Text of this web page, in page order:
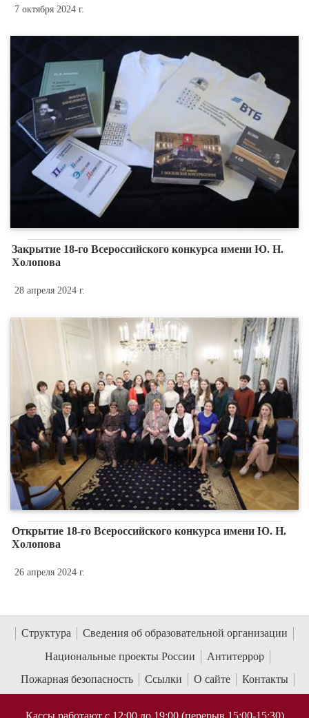
7 октября 2024 г.
Закрытие 18-го Всероссийского конкурса имени Ю. Н.
Холопова
28 апреля 2024 г.
Открытие 18-го Всероссийского конкурса имени Ю. Н.
Холопова
26 апреля 2024 г.
Структура
Сведения об образовательной организации
Национальные проекты России
Антитеррор
Пожарная безопасность
Ссылки О сайте Контакты
Кассы работают с 12:00 до 19:00 (перерыв 15:00-15:30)